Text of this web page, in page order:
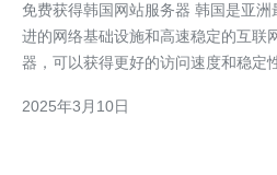
免费获得韩国网站服务器 韩国是亚洲最发达的国家之一，拥有先
进的网络基础设施和高速稳定的互联
器，可以获得更好的访问速度和稳定
2025年3月10日